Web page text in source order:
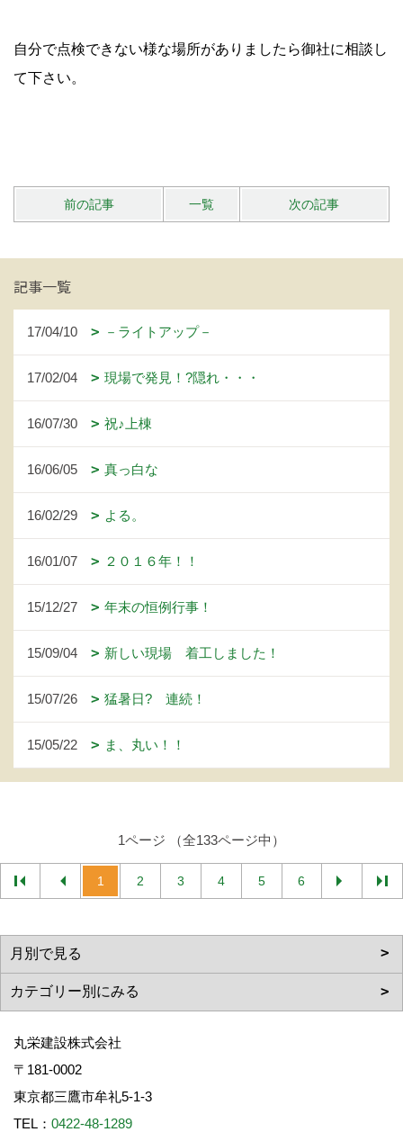
自分で点検できない様な場所がありましたら御社に相談し
て下さい。
前の記事 一覧 次の記事
記事一覧
17/04/10 －ライトアップ－
17/02/04 現場で発見！?隠れ・・・
16/07/30 祝♪上棟
16/06/05 真っ白な
16/02/29 よる。
16/01/07 ２０１６年！！
15/12/27 年末の恒例行事！
15/09/04 新しい現場 着工しました！
15/07/26 猛暑日? 連続！
15/05/22 ま、丸い！！
1ページ （全133ページ中）
1 2 3 4 5 6
丸栄建設株式会社
〒181-0002
東京都三鷹市牟礼5-1-3
TEL： 0422-48-1289